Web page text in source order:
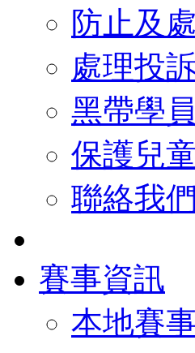
防止及
處理投
黑帶學
保護兒
聯絡我們
賽事資訊
本地賽